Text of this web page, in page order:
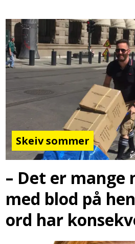
Skeiv sommer
– Det er mange
med blod på
ord har